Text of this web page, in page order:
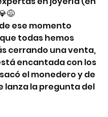
ese momento
todas hemos
cerrando una venta,
encantada con los
el monedero y de
lanza la pregunta del